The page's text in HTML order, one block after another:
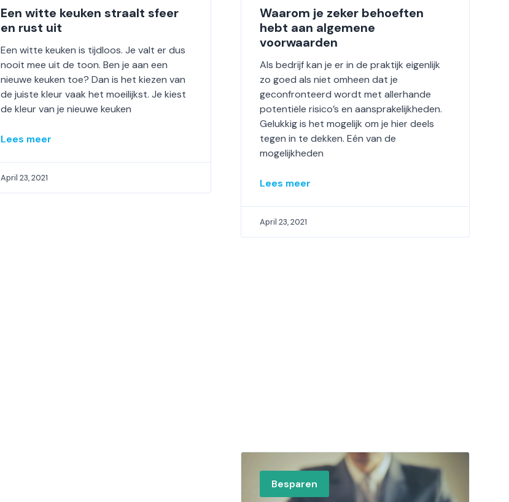
Een witte keuken straalt sfeer
en rust uit
Een witte keuken is tijdloos. Je valt er dus
nooit mee uit de toon. Ben je aan een
nieuwe keuken toe? Dan is het kiezen van
de juiste kleur vaak het moeilijkst. Je kiest
de kleur van je nieuwe keuken
Lees meer
April 23, 2021
Waarom je zeker behoeften
hebt aan algemene
voorwaarden
Als bedrijf kan je er in de praktijk eigenlijk
zo goed als niet omheen dat je
geconfronteerd wordt met allerhande
potentiële risico’s en aansprakelijkheden.
Gelukkig is het mogelijk om je hier deels
tegen in te dekken. Eén van de
mogelijkheden
Lees meer
April 23, 2021
Besparen